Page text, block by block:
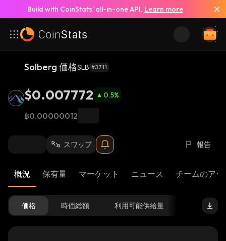
Build with CoinStats’ all-in-one API. Learn more
Solberg 価格SLB #3711
$0.007772 0.5%
฿0.00000012
スワップ 報告
概況 保有量 マーケット ニュース チームのア
価格 時価総額 利用可能供給量